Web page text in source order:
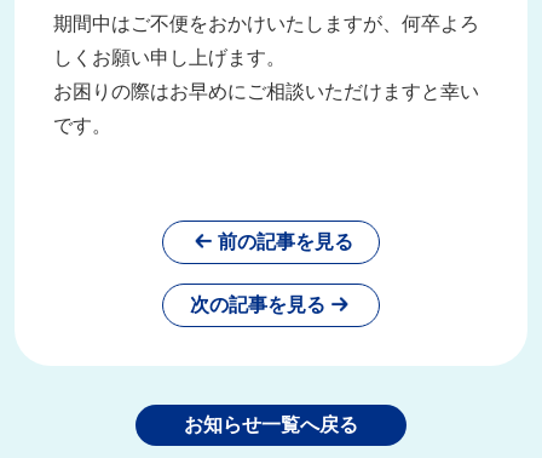
期間中はご不便をおかけいたしますが、何卒よろ
しくお願い申し上げます。
お困りの際はお早めにご相談いただけますと幸い
です。
前の記事を見る
次の記事を見る
お知らせ一覧へ戻る